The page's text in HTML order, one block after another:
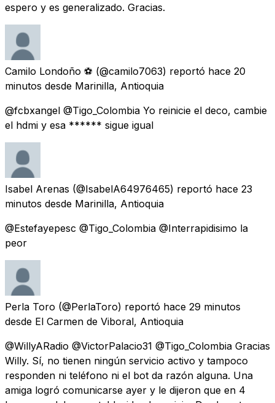
espero y es generalizado. Gracias.
Camilo Londoño ⚽️ (@camilo7063) reportó hace 20
minutos desde Marinilla, Antioquia
@fcbxangel @Tigo_Colombia Yo reinicie el deco, cambie
el hdmi y esa ****** sigue igual
Isabel Arenas (@IsabelA64976465) reportó hace 23
minutos desde Marinilla, Antioquia
@Estefayepesc @Tigo_Colombia @Interrapidisimo la
peor
Perla Toro (@PerlaToro) reportó hace 29 minutos
desde El Carmen de Viboral, Antioquia
@WillyARadio @VictorPalacio31 @Tigo_Colombia Gracias
Willy. Sí, no tienen ningún servicio activo y tampoco
responden ni teléfono ni el bot da razón alguna. Una
amiga logró comunicarse ayer y le dijeron que en 4